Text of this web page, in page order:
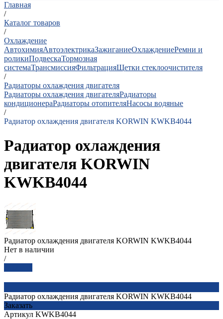
Главная
/
Каталог товаров
/
Охлаждение
АвтохимияАвтоэлектрикаЗажиганиеОхлаждениеРемни и
роликиПодвескаТормозная
системаТрансмиссияФильтрацияЩетки стеклоочистителя
/
Радиаторы охлаждения двигателя
Радиаторы охлаждения двигателяРадиаторы
кондиционераРадиаторы отопителяНасосы водяные
/
Радиатор охлаждения двигателя KORWIN KWKB4044
Радиатор охлаждения
двигателя KORWIN
KWKB4044
Радиатор охлаждения двигателя KORWIN KWKB4044
Нет в наличии
/
Радиатор охлаждения двигателя KORWIN KWKB4044
Заказать
Артикул KWKB4044